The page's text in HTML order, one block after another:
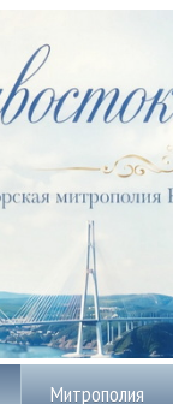
Митрополия